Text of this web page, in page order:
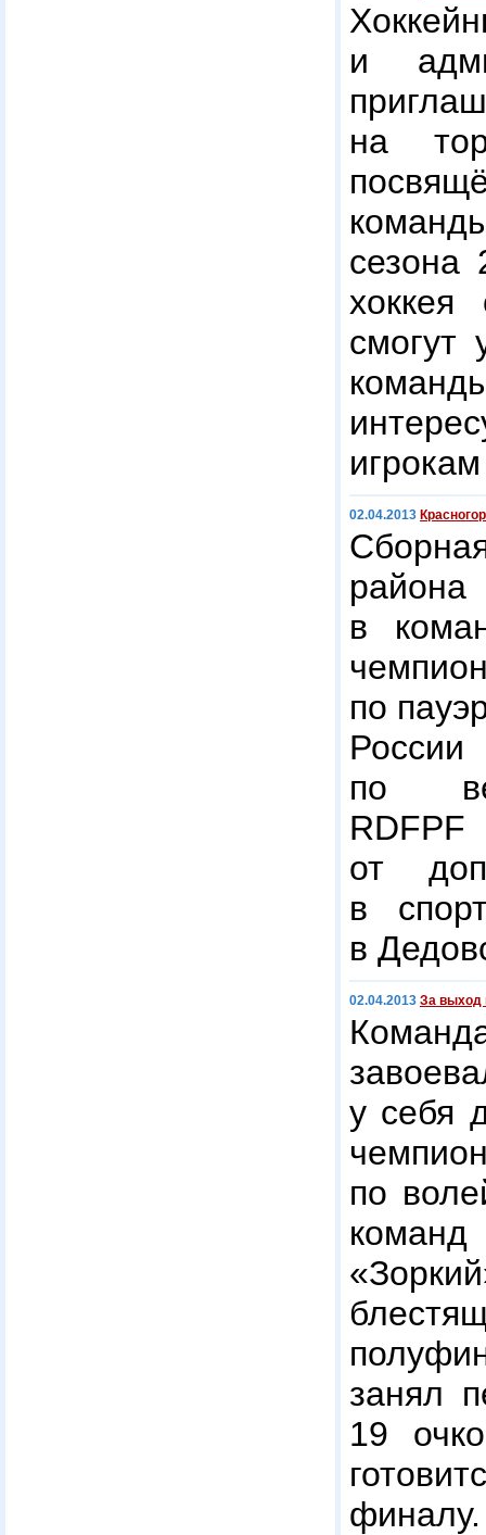
и
на
сезона
смогут
02.04.2013
в
по
по
от
в
в
02.04.2013 За выход
у себя
по
занял
19
финалу.